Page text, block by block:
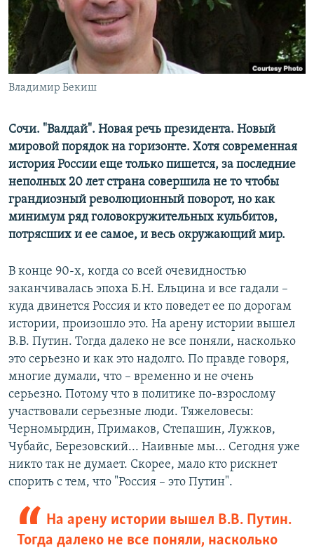
ПОБЕДИТЕЛЕЙ НЕ СУДЯТ?
КРЫМ.НЕПОКОРЕННЫЙ
ELIFBE
УКРАИНСКАЯ ПРОБЛЕМА КРЫМА
ПРИСОЕДИНЯЙТЕСЬ!
Владимир Бекиш
Сочи. "Валдай". Новая речь президента. Новый
мировой порядок на горизонте. Хотя современная
история России еще только пишется, за последние
неполных 20 лет страна совершила не то чтобы
грандиозный революционный поворот, но как
минимум ряд головокружительных кульбитов,
потрясших и ее самое, и весь окружающий мир.
В конце 90-х, когда со всей очевидностью
заканчивалась эпоха Б.Н. Ельцина и все гадали –
куда двинется Россия и кто поведет ее по дорогам
истории, произошло это. На арену истории вышел
В.В. Путин. Тогда далеко не все поняли, насколько
это серьезно и как это надолго. По правде говоря,
многие думали, что – временно и не очень
серьезно. Потому что в политике по-взрослому
участвовали серьезные люди. Тяжеловесы:
Черномырдин, Примаков, Степашин, Лужков,
Чубайс, Березовский... Наивные мы... Сегодня уже
никто так не думает. Скорее, мало кто рискнет
спорить с тем, что "Россия – это Путин".
На арену истории вышел В.В. Путин.
Тогда далеко не все поняли, насколько